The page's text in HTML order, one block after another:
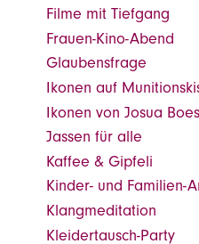
Filme mit Tiefgang
Frauen-Kino-Abend
Glaubensfrage
Ikonen auf
Ikonen von Josua
Jassen für alle
Kaffee & Gipfeli
Kinder- und Familien-
Klangmeditation
Kleidertausch-Party